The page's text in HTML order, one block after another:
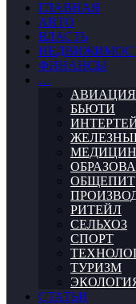
ГЛАВНАЯ
АВТО
ВЛАСТЬ
ФИНАНСЫ
…
АВИАЦИЯ
БЬЮТИ
ОБЩЕПИТ
РИТЕЙЛ
СЕЛЬХОЗ
СПОРТ
ТУРИЗМ
СТАТЬИ